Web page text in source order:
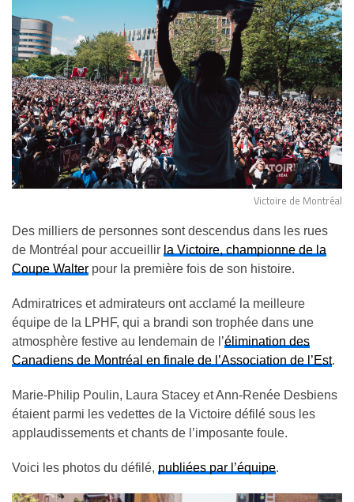
Victoire de Montréal
Des milliers de personnes sont descendus dans les rues
de Montréal pour accueillir la Victoire, championne de la
Coupe Walter pour la première fois de son histoire.
Admiratrices et admirateurs ont acclamé la meilleure
équipe de la LPHF, qui a brandi son trophée dans une
atmosphère festive au lendemain de l’élimination des
Canadiens de Montréal en finale de l’Association de l’Est.
Marie-Philip Poulin, Laura Stacey et Ann-Renée Desbiens
étaient parmi les vedettes de la Victoire défilé sous les
applaudissements et chants de l’imposante foule.
Voici les photos du défilé, publiées par l’équipe.